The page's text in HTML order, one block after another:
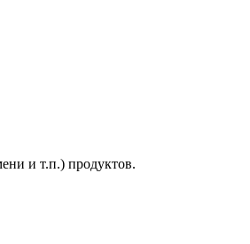
и т.п.) продуктов.